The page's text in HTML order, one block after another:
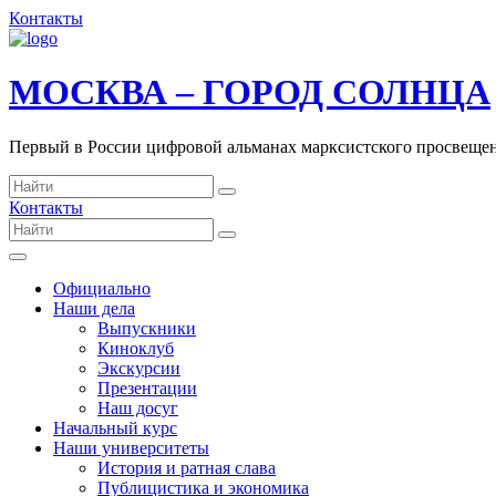
Контакты
МОСКВА – ГОРОД СОЛНЦА
Первый в России цифровой альманах марксистского
Контакты
Официально
Наши дела
Выпускники
Киноклуб
Экскурсии
Презентации
Наш досуг
Начальный курс
Наши университеты
История и ратная слава
Публицистика и экономика